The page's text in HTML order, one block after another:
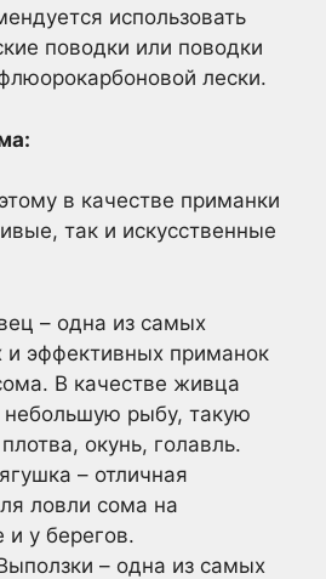
использовать
поводки или поводки
лески.
в качестве приманки
так и искусственные
– одна из самых
и эффективных приманок
В качестве живца
небольшую рыбу, такую
окунь, голавль.
– отличная
ловли сома на
и у берегов.
– одна из самых